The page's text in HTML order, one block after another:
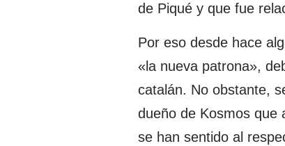
de Piqué y que fue
Por eso desde hace
«la nueva patrona»,
catalán. No obstante,
dueño de Kosmos que
se han sentido al